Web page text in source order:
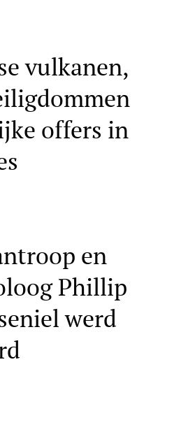
vulkanen,
offers in
en
Phillip
werd